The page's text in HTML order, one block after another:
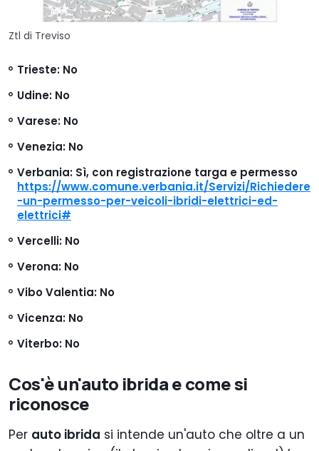
Ztl di Treviso
Trieste: No
Udine: No
Varese: No
Venezia: No
Verbania: Sì, con registrazione targa e permesso
https://www.comune.verbania.it/Servizi/Richiedere
-un-permesso-per-veicoli-ibridi-elettrici-ed-
elettrici#
Vercelli: No
Verona: No
Vibo Valentia: No
Vicenza: No
Viterbo: No
Cos'è un'auto ibrida e come si
riconosce
Per auto ibrida si intende un'auto che oltre a un